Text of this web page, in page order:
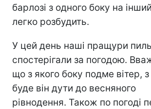
барлозі з одного боку на
легко розбудить.
У цей день наші пращури
спостерігали за погодою.
що з якого боку подме вітер, з
буде він дути до весняного
рівнодення. Також по погоді